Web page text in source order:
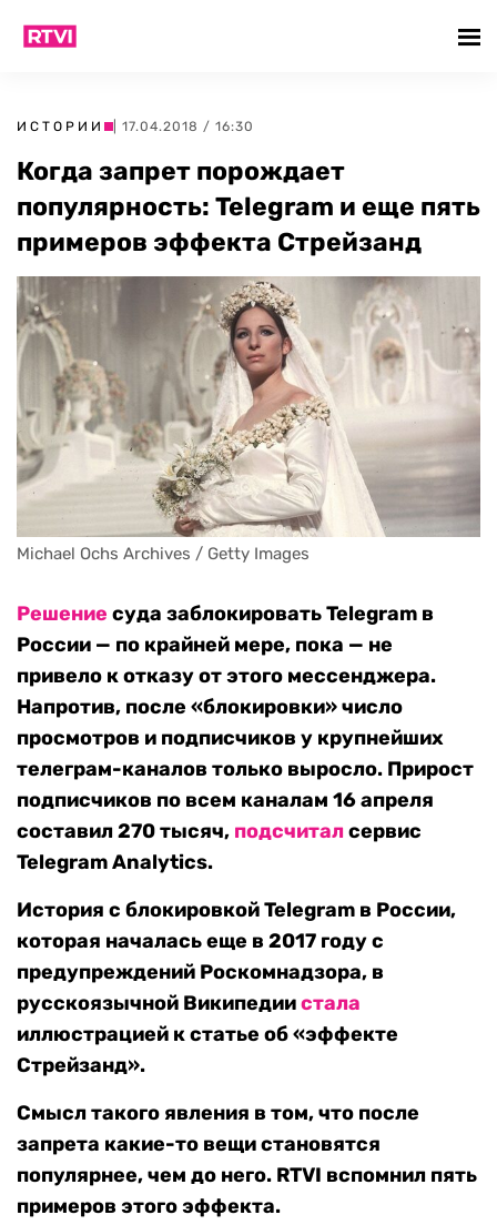
ИСТОРИИ | 17.04.2018 / 16:30
Когда запрет порождает
популярность: Telegram и еще пять
примеров эффекта Стрейзанд
Michael Ochs Archives / Getty Images
Решение суда заблокировать Telegram в
России — по крайней мере, пока — не
привело к отказу от этого мессенджера.
Напротив, после «блокировки» число
просмотров и подписчиков у крупнейших
телеграм-каналов только выросло. Прирост
подписчиков по всем каналам 16 апреля
составил 270 тысяч, подсчиталсервис
Telegram Analytics.
История с блокировкой Telegram в России,
которая началась еще в 2017 году с
предупреждений Роскомнадзора, в
русскоязычной Википедиистала
иллюстрацией к статье об «эффекте
Стрейзанд».
Смысл такого явления в том, что после
запрета какие-то вещи становятся
популярнее, чем до него. RTVI вспомнил пять
примеров этого эффекта.